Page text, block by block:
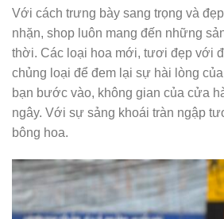
Với cách trưng bày sang trọng và
nhặn, shop luôn mang đến những
thời. Các loại hoa mới, tươi đẹp với
chủng loại để đem lại sự hài lòng
bạn bước vào, không gian của cửa
ngây. Với sự sảng khoái tràn ngập
bông hoa.